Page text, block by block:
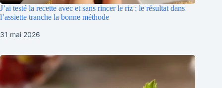
J’ai testé la recette avec et sans rincer le riz : le résultat dans
l’assiette tranche la bonne méthode
31 mai 2026